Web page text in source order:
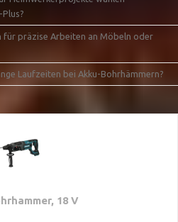
für präzise Arbeiten an Möbeln oder
Laufzeiten bei Akku-Bohrhämmern?
18 V